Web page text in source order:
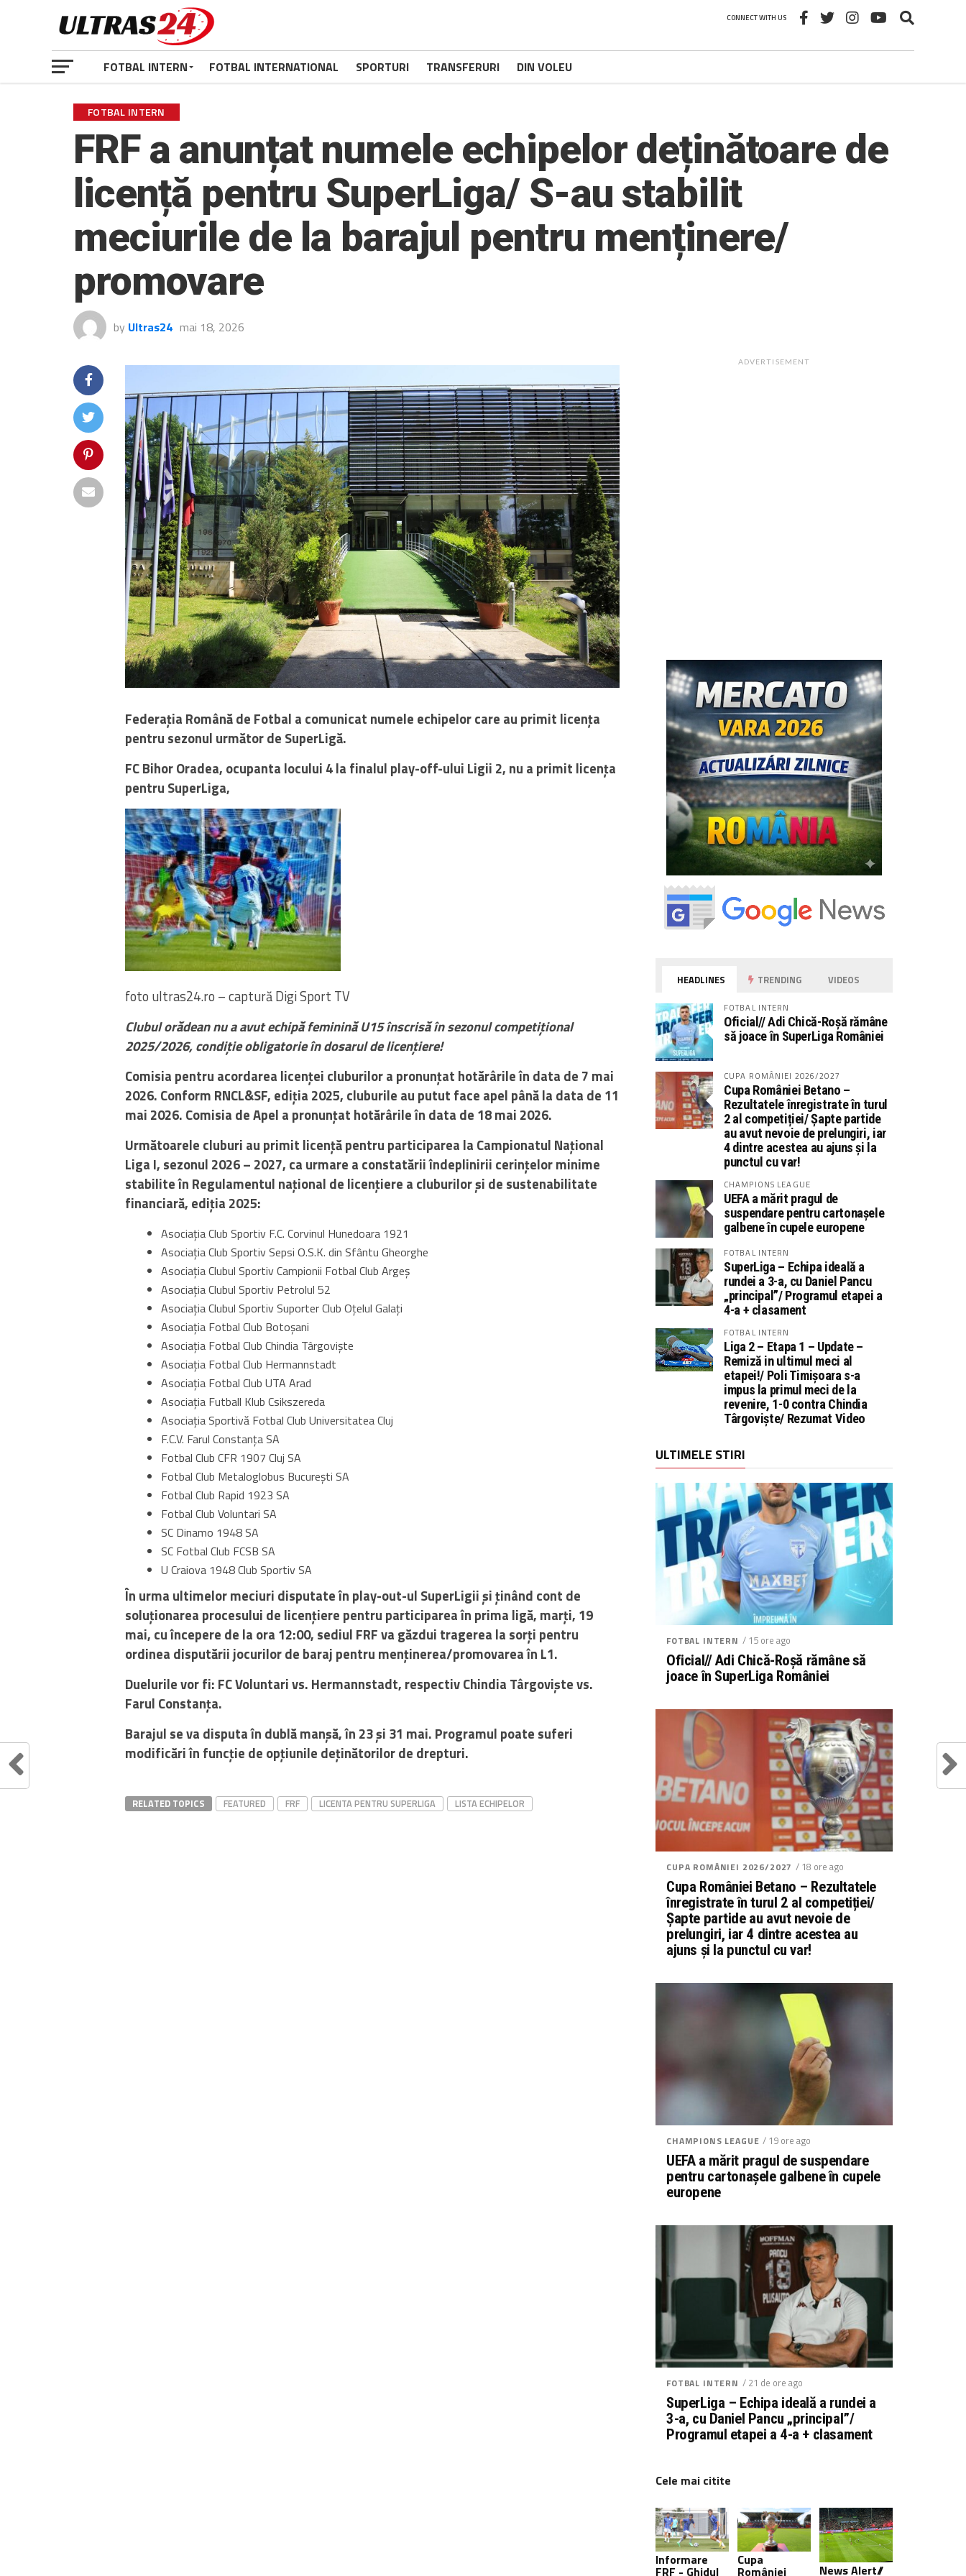
CONNECT WITH US
FOTBAL INTERN FOTBAL INTERNATIONAL SPORTURI TRANSFERURI DIN VOLEU
FOTBAL INTERN
FRF a anunțat numele echipelor deținătoare de
licență pentru SuperLiga/ S-au stabilit
meciurile de la barajul pentru menținere/
promovare
by Ultras24 mai 18, 2026
Federația Română de Fotbal a comunicat numele echipelor care au primit licența
pentru sezonul următor de SuperLigă.
FC Bihor Oradea, ocupanta locului 4 la finalul play-off-ului Ligii 2, nu a primit licența
pentru SuperLiga,
foto ultras24.ro – captură Digi Sport TV
Clubul orădean nu a avut echipă feminină U15 înscrisă în sezonul competițional
2025/2026, condiție obligatorie în dosarul de licențiere!
Comisia pentru acordarea licenței cluburilor a pronunțat hotărârile în data de 7 mai
2026. Conform RNCL&SF, ediția 2025, cluburile au putut face apel până la data de 11
mai 2026. Comisia de Apel a pronunțat hotărârile în data de 18 mai 2026.
Următoarele cluburi au primit licență pentru participarea la Campionatul Național
Liga I, sezonul 2026 – 2027, ca urmare a constatării îndeplinirii cerințelor minime
stabilite în Regulamentul național de licențiere a cluburilor și de sustenabilitate
financiară, ediția 2025:
Asociația Club Sportiv F.C. Corvinul Hunedoara 1921
Asociaţia Club Sportiv Sepsi O.S.K. din Sfântu Gheorghe
Asociaţia Clubul Sportiv Campionii Fotbal Club Argeş
Asociaţia Clubul Sportiv Petrolul 52
Asociaţia Clubul Sportiv Suporter Club Oţelul Galaţi
Asociaţia Fotbal Club Botoşani
Asociaţia Fotbal Club Chindia Târgovişte
Asociaţia Fotbal Club Hermannstadt
Asociația Fotbal Club UTA Arad
Asociaţia Futball Klub Csikszereda
Asociaţia Sportivă Fotbal Club Universitatea Cluj
F.C.V. Farul Constanţa SA
Fotbal Club CFR 1907 Cluj SA
Fotbal Club Metaloglobus București SA
Fotbal Club Rapid 1923 SA
Fotbal Club Voluntari SA
SC Dinamo 1948 SA
SC Fotbal Club FCSB SA
U Craiova 1948 Club Sportiv SA
În urma ultimelor meciuri disputate în play-out-ul SuperLigii și ținând cont de
soluționarea procesului de licențiere pentru participarea în prima ligă, marți, 19
mai, cu începere de la ora 12:00, sediul FRF va găzdui tragerea la sorți pentru
ordinea disputării jocurilor de baraj pentru menținerea/promovarea în L1.
Duelurile vor fi: FC Voluntari vs. Hermannstadt, respectiv Chindia Târgoviște vs.
Farul Constanța.
Barajul se va disputa în dublă manșă, în 23 și 31 mai. Programul poate suferi
modificări în funcție de opțiunile deținătorilor de drepturi.
RELATED TOPICS FEATURED FRF LICENTA PENTRU SUPERLIGA LISTA ECHIPELOR
ADVERTISEMENT
HEADLINES TRENDING VIDEOS
FOTBAL INTERN
Oficial// Adi Chică-Roșă rămâne
să joace în SuperLiga României
CUPA ROMÂNIEI 2026/2027
Cupa României Betano –
Rezultatele înregistrate în turul
2 al competiției/ Șapte partide
au avut nevoie de prelungiri, iar
4 dintre acestea au ajuns și la
punctul cu var!
CHAMPIONS LEAGUE
UEFA a mărit pragul de
suspendare pentru cartonașele
galbene în cupele europene
FOTBAL INTERN
SuperLiga – Echipa ideală a
rundei a 3-a, cu Daniel Pancu
„principal”/ Programul etapei a
4-a + clasament
FOTBAL INTERN
Liga 2 – Etapa 1 – Update –
Remiză in ultimul meci al
etapei!/ Poli Timișoara s-a
impus la primul meci de la
revenire, 1-0 contra Chindia
Târgoviște/ Rezumat Video
ULTIMELE STIRI
FOTBAL INTERN / 15 ore ago
Oficial// Adi Chică-Roșă rămâne să
joace în SuperLiga României
CUPA ROMÂNIEI 2026/2027 / 18 ore ago
Cupa României Betano – Rezultatele
înregistrate în turul 2 al competiției/
Șapte partide au avut nevoie de
prelungiri, iar 4 dintre acestea au
ajuns și la punctul cu var!
CHAMPIONS LEAGUE / 19 ore ago
UEFA a mărit pragul de suspendare
pentru cartonașele galbene în cupele
europene
FOTBAL INTERN / 21 de ore ago
SuperLiga – Echipa ideală a rundei a
3-a, cu Daniel Pancu „principal”/
Programul etapei a 4-a + clasament
Cele mai citite
Informare
FRF - Ghidul
Cupa
României News Alert//